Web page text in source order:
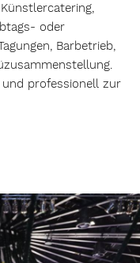
oder
Barbetrieb,
professionell zur